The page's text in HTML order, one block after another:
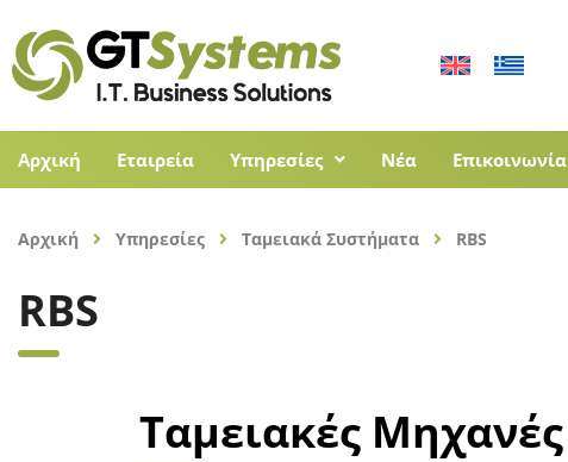
Αρχική Εταιρεία Υπηρεσίες Νέα Επικοινωνία
Αρχική Υπηρεσίες Ταμειακά Συστήματα RBS
RBS
Ταμειακές Μηχανές